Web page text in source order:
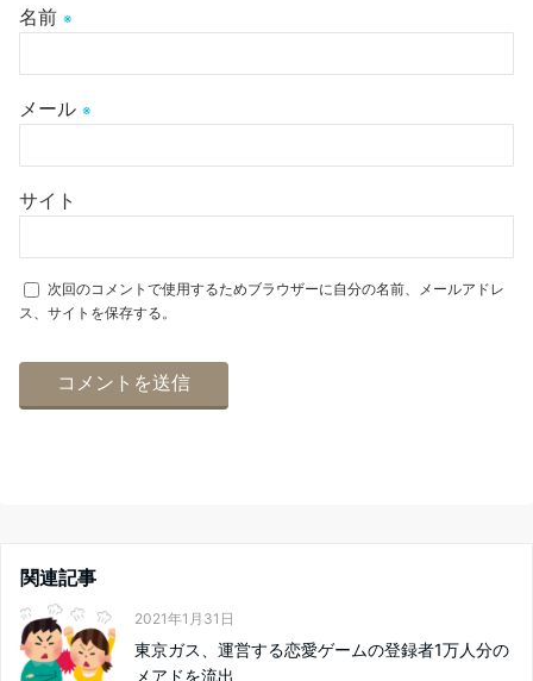
名前 ※
メール ※
サイト
次回のコメントで使用するためブラウザーに自分の名前、メールアドレ
ス、サイトを保存する。
関連記事
2021年1月31日
東京ガス、運営する恋愛ゲームの登録者1万人分の
メアドを流出